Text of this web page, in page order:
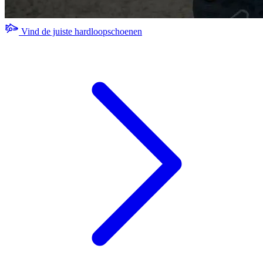
Vind de juiste hardloopschoenen